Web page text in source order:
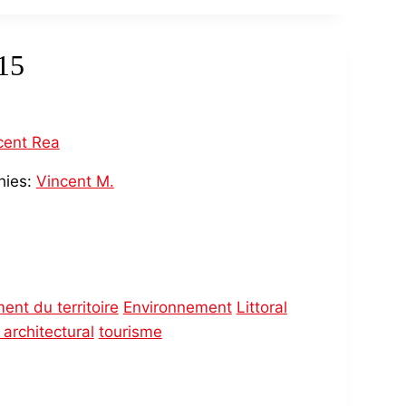
Rea
Vincent M.
du territoire Environnement Littoral
tourisme